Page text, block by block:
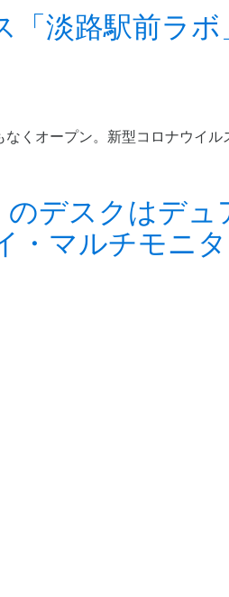
淡路駅前ラ
なくオープン。新型コロナウイ
デスクはデ
・マルチモニ